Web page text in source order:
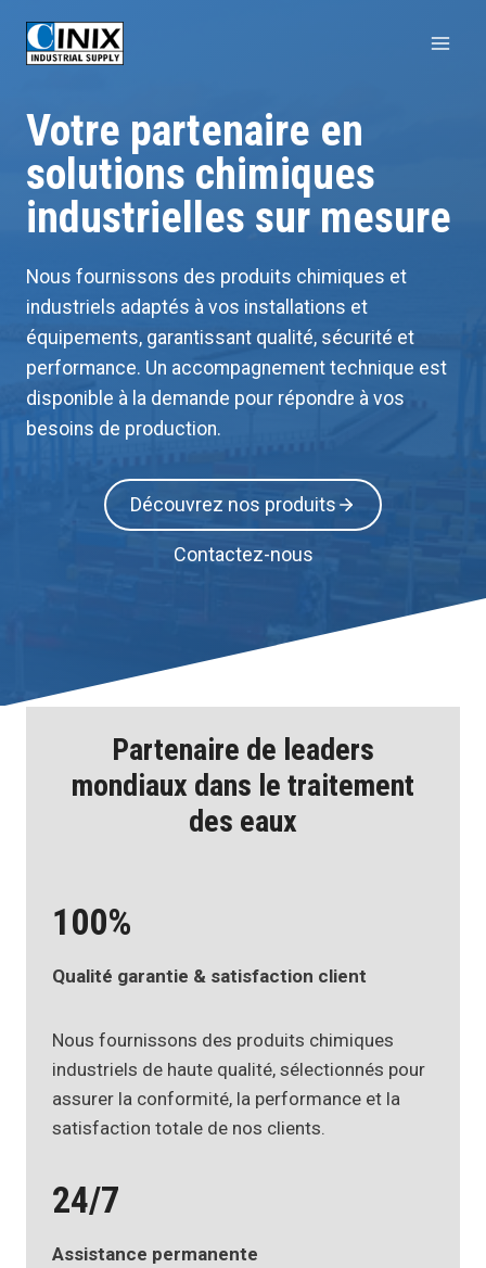
contenu
Votre partenaire en
solutions chimiques
industrielles sur mesure
Nous fournissons des produits chimiques et
industriels adaptés à vos installations et
équipements, garantissant qualité, sécurité et
performance. Un accompagnement technique est
disponible à la demande pour répondre à vos
besoins de production.
Découvrez nos produits
Contactez-nous
Partenaire de leaders
mondiaux dans le traitement
des eaux
100%
Qualité garantie & satisfaction client
Nous fournissons des produits chimiques
industriels de haute qualité, sélectionnés pour
assurer la conformité, la performance et la
satisfaction totale de nos clients.
24/7
Assistance permanente